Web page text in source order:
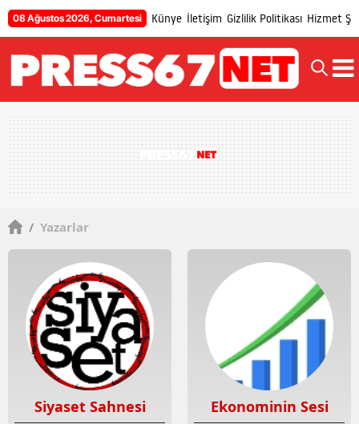
08 Ağustos 2026, Cumartesi Künye İletişim Gizlilik Politikası Hizmet
/ Yazarlar
Siyaset Sahnesi Ekonominin Sesi